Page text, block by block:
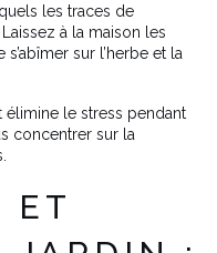
les traces de
à la maison les
sur l’herbe et la
le stress pendant
concentrer sur la
ET